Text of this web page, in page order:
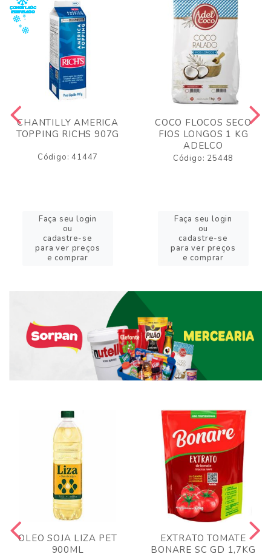
CHANTILLY AMERICA
TOPPING RICHS 907G
Código: 41447
Faça seu login
ou
cadastre-se
para ver preços
e comprar
COCO FLOCOS SECO
FIOS LONGOS 1 KG
ADELCO
Código: 25448
Faça seu login
ou
cadastre-se
para ver preços
e comprar
OLEO SOJA LIZA PET
900ML
EXTRATO TOMATE
BONARE SC GD 1,7KG